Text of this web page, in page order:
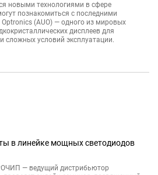
новыми технологиями в сфере
познакомиться с последними
(AUO) — одного из мировых
дисплеев для
сложных условий эксплуатации.
в линейке мощных светодиодов
— ведущий дистрибьютор